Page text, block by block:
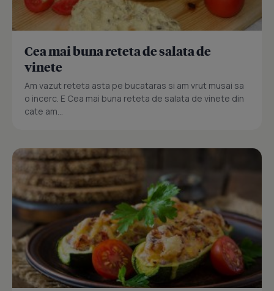
Cea mai buna reteta de salata de
vinete
Am vazut reteta asta pe bucataras si am vrut musai sa
o incerc. E Cea mai buna reteta de salata de vinete din
cate am...